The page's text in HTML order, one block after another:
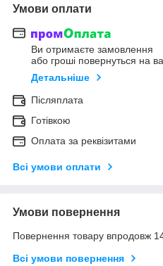
Умови оплати
Ви отримаєте замовлення
або гроші повернуться на
Детальніше
Післяплата
Готівкою
Оплата за реквізитами
Всі умови оплати
Умови повернення
Повернення товару впродовж
Всі умови повернення